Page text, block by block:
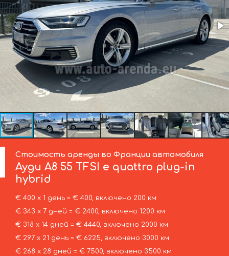
Стоимость аренды во Франции автомобиля
Ауди A8 55 TFSI e quattro plug-in
hybrid
€ 400 х 1 день = € 400, включено 200 км
€ 343 х 7 дней = € 2400, включено 1200 км
€ 318 х 14 дней = € 4440, включено 2000 км
€ 297 х 21 день = € 6225, включено 3000 км
€ 268 х 28 дней = € 7500, включено 3500 км